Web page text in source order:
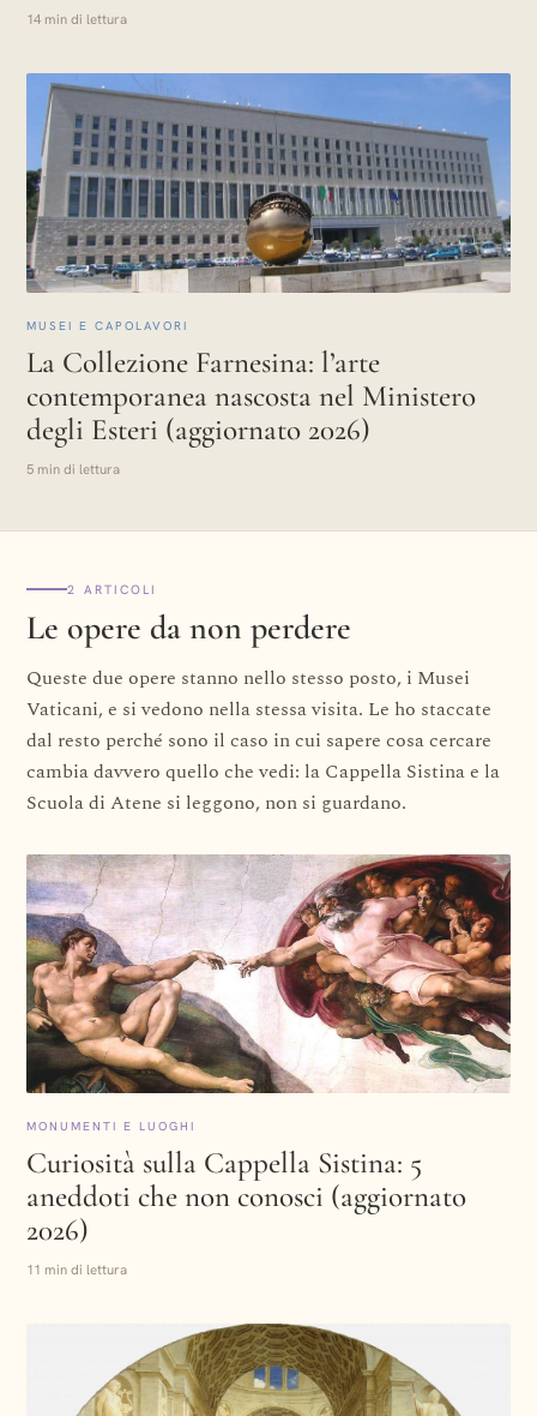
14 min di lettura
MUSEI E CAPOLAVORI
La Collezione Farnesina: l’arte
contemporanea nascosta nel Ministero
degli Esteri (aggiornato 2026)
5 min di lettura
2 ARTICOLI
Le opere da non perdere
Queste due opere stanno nello stesso posto, i Musei
Vaticani, e si vedono nella stessa visita. Le ho staccate
dal resto perché sono il caso in cui sapere cosa cercare
cambia davvero quello che vedi: la Cappella Sistina e la
Scuola di Atene si leggono, non si guardano.
MONUMENTI E LUOGHI
Curiosità sulla Cappella Sistina: 5
aneddoti che non conosci (aggiornato
2026)
11 min di lettura